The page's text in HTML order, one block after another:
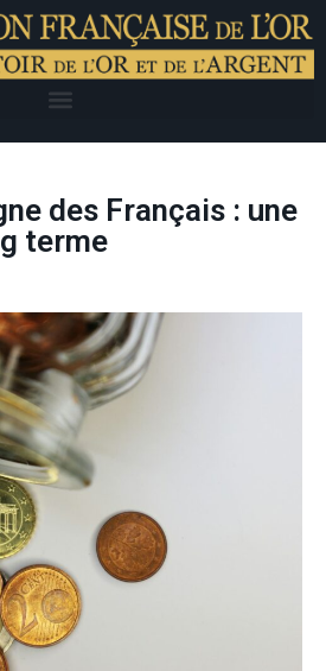
des Français : une
terme